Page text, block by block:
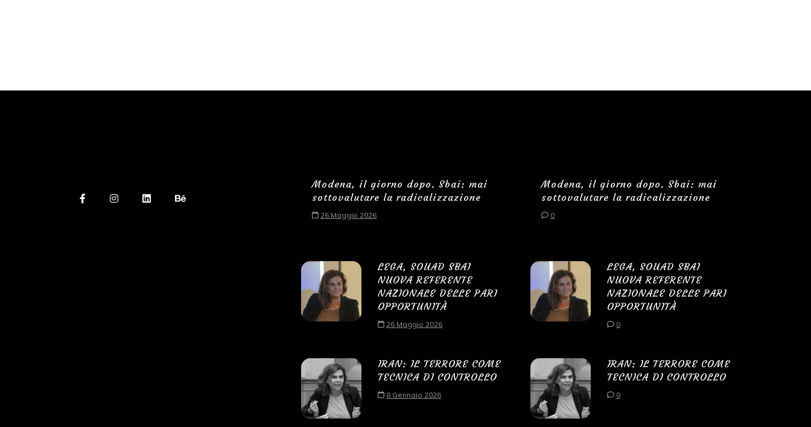
Modena, il giorno dopo. Sbai: mai
sottovalutare la radicalizzazione
26 Maggio 2026
LEGA, SOUAD SBAI
NUOVA REFERENTE
NAZIONALE DELLE PARI
OPPORTUNITÀ
26 Maggio 2026
IRAN: IL TERRORE COME
TECNICA DI CONTROLLO
8 Gennaio 2026
Modena, il giorno dopo. Sbai: mai
sottovalutare la radicalizzazione
0
LEGA, SOUAD SBAI
NUOVA REFERENTE
NAZIONALE DELLE PARI
OPPORTUNITÀ
0
IRAN: IL TERRORE COME
TECNICA DI CONTROLLO
0